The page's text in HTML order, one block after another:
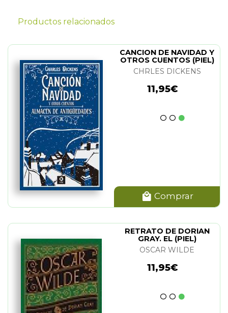
Productos relacionados
CANCION DE NAVIDAD Y
OTROS CUENTOS (PIEL)
CHRLES DICKENS
11,95€
Comprar
RETRATO DE DORIAN
GRAY. EL (PIEL)
OSCAR WILDE
11,95€